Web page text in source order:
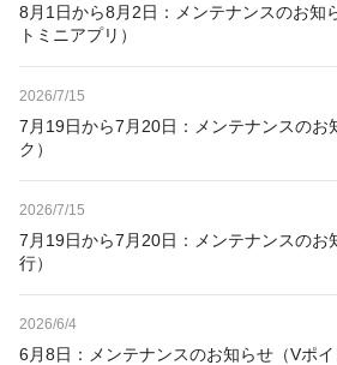
8月1日から8月2日：メンテナンスのお知
トミニアプリ）
2026/7/15
7月19日から7月20日：メンテナンスのお
ク）
2026/7/15
7月19日から7月20日：メンテナンスのお
行）
2026/6/4
6月8日：メンテナンスのお知らせ（Vポイ